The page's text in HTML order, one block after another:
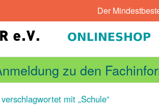
zu den
mit „Schule“
Der